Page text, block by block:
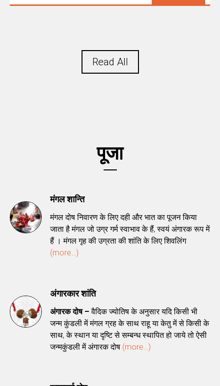
Read All
पूजा
मंगल शान्ति
मंगल दोष निवारण के लिए दही और भात का पूजन किया
जाता है मंगल जो उग्र गर्म स्वाभाव के हैं, स्वयं अंगारक रूप में
हैं । मंगल गृह की उग्रता की शांति के लिए शिवलिंग
(more…)
अंगारकार शांति
अंगारक दोष – वैदिक ज्योतिष के अनुसार यदि किसी भी
जन्म कुंडली में मंगल ग्रह के साथ राहू या केतु में से किसी के
साथ, के स्थान या दृष्टि से सम्बन्ध स्थापित हो जाये तो ऐसी
जन्मकुंडली में अंगारक दोष (more…)